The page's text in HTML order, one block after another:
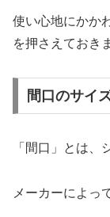
使い心地にかか
を押さえておき
間口のサイ
「間口」とは、
メーカーによっ